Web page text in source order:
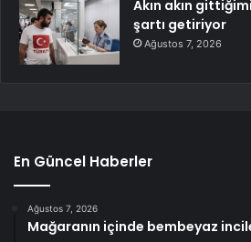
Akın akın
şartı getiriyor
Ağustos 7, 2026
En Güncel Haberler
Ağustos 7, 2026
Mağaranın içinde bembeyaz